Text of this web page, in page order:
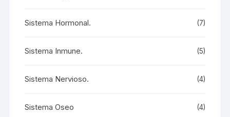
Sistema Hormonal. (7)
Sistema Inmune. (5)
Sistema Nervioso. (4)
Sistema Oseo (4)